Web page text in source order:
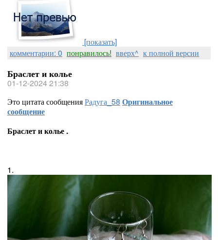
[показать]
комментарии: 0 понравилось! вверх^ к полной версии
Браслет и колье
01-12-2024 21:38
Это цитата сообщенияРадуга_58 Оригинальное
сообщение
Браслет и колье .
1.